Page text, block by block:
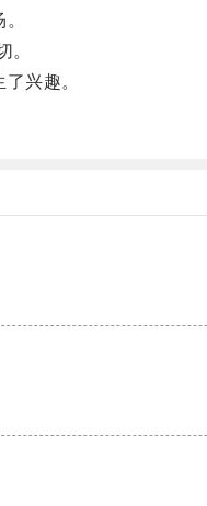
。
兴趣。